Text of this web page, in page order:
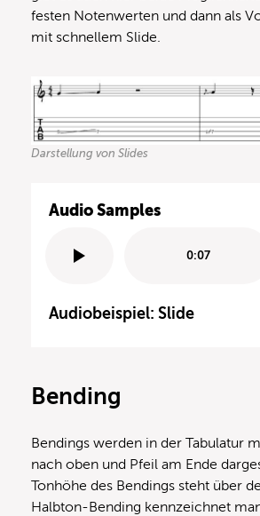
festen Notenwerten und dann als
mit schnellem Slide.
Darstellung von Slides
Audio Samples
0:07
Audiobeispiel: Slide
Bending
Bendings werden in der Tabulatur
nach oben und Pfeil am Ende
Tonhöhe des Bendings steht über
Halbton-Bending kennzeichnet